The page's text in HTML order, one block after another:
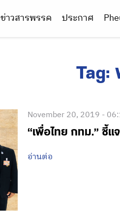
ข่าวสารพรรค ประกาศ
Tag:
November 20, 2019 -
“เพื่อไทย กทม.” ชี้
อ่านต่อ